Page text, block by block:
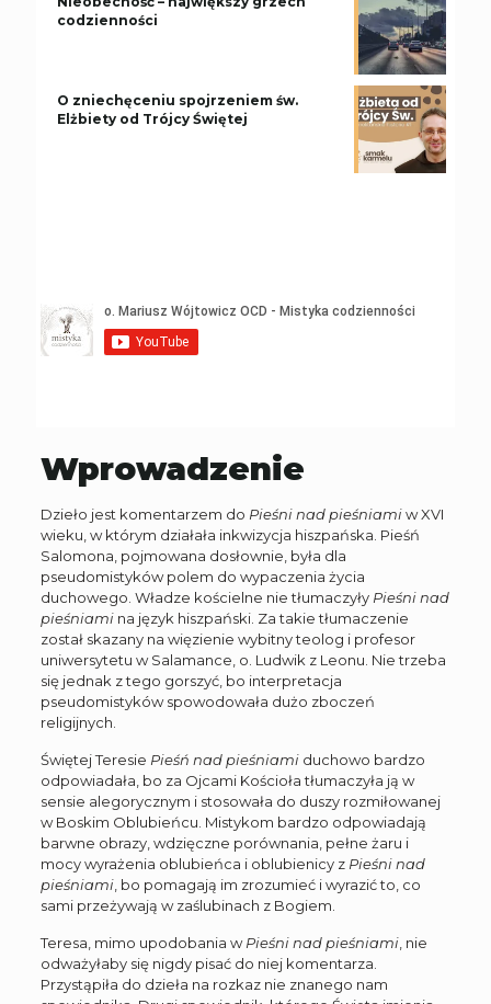
codzienności
O zniechęceniu spojrzeniem św.
Elżbiety od Trójcy Świętej
Wprowadzenie
Dzieło jest komentarzem do Pieśni nad pieśniamiw XVI
wieku, w którym działała inkwizycja hiszpańska. Pieśń
Salomona, pojmowana dosłownie, była dla
pseudomistyków polem do wypaczenia życia
duchowego. Władze kościelne nie tłumaczyły Pieśni nad
pieśniamina język hiszpański. Za takie tłumaczenie
został skazany na więzienie wybitny teolog i profesor
uniwersytetu w Salamance, o. Ludwik z Leonu. Nie trzeba
się jednak z tego gorszyć, bo interpretacja
pseudomistyków spowodowała dużo zboczeń
religijnych.
Świętej Teresie Pieśń nad pieśniamiduchowo bardzo
odpowiadała, bo za Ojcami Kościoła tłumaczyła ją w
sensie alegorycznym i stosowała do duszy rozmiłowanej
w Boskim Oblubieńcu. Mistykom bardzo odpowiadają
barwne obrazy, wdzięczne porównania, pełne żaru i
mocy wyrażenia oblubieńca i oblubienicy z Pieśni nad
pieśniami, bo pomagają im zrozumieć i wyrazić to, co
sami przeżywają w zaślubinach z Bogiem.
Teresa, mimo upodobania wPieśni nad pieśniami, nie
odważyłaby się nigdy pisać do niej komentarza.
Przystąpiła do dzieła na rozkaz nie znanego nam